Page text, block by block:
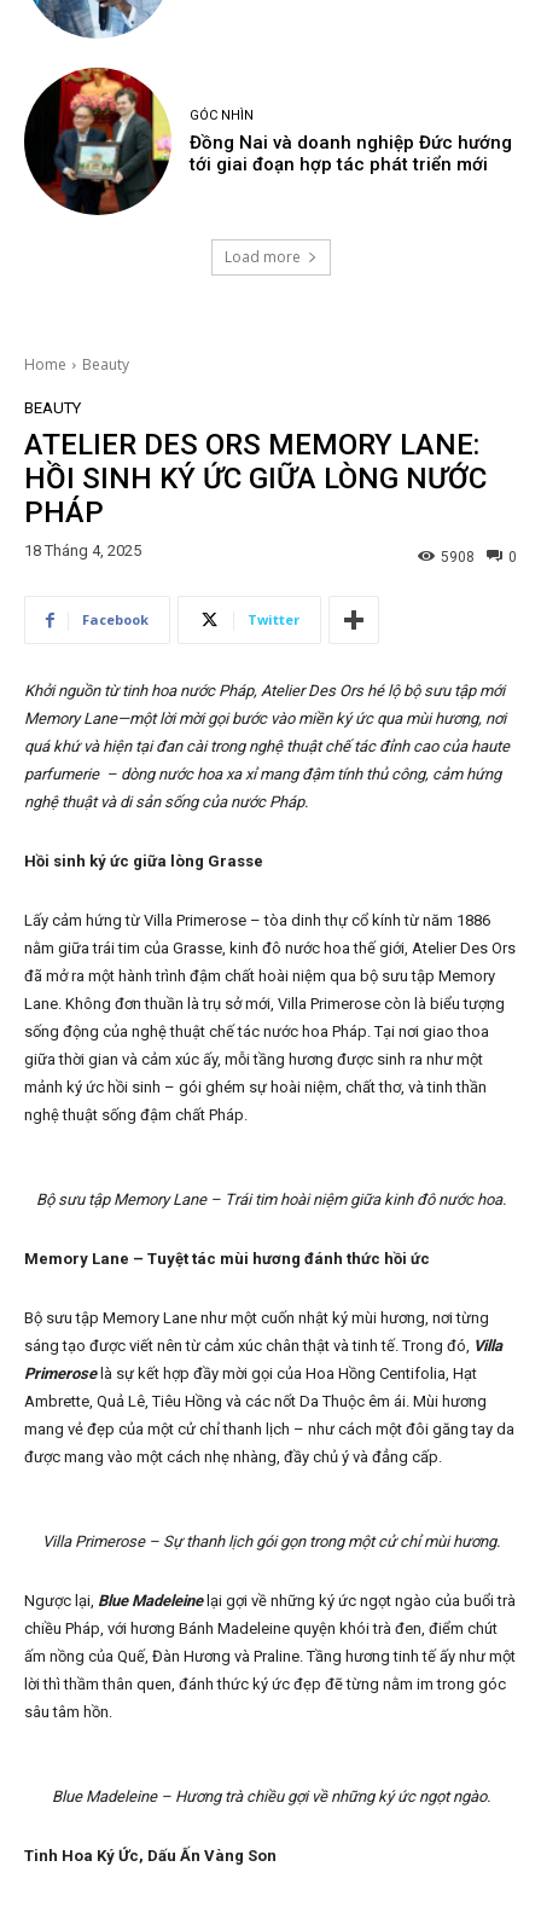
GÓC NHÌN
Đồng Nai và doanh nghiệp Đức hướng
tới giai đoạn hợp tác phát triển mới
Load more